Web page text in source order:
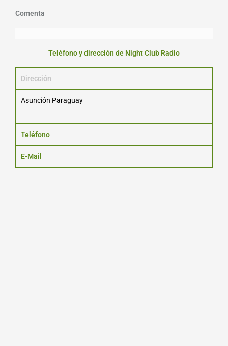
Comenta
Teléfono y dirección de Night Club Radio
Dirección
Asunción Paraguay
Teléfono
E-Mail